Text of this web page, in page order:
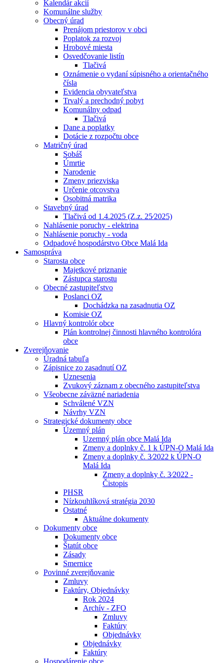
Kalendár akcií
Komunálne služby
Obecný úrad
Prenájom priestorov v obci
Poplatok za rozvoj
Hrobové miesta
Osvedčovanie listín
Tlačivá
Oznámenie o vydaní súpisného a orientačného
čísla
Evidencia obyvateľstva
Trvalý a prechodný pobyt
Komunálny odpad
Tlačivá
Dane a poplatky
Dotácie z rozpočtu obce
Matričný úrad
Sobáš
Úmrtie
Narodenie
Zmeny priezviska
Určenie otcovstva
Osobitná matrika
Stavebný úrad
Tlačivá od 1.4.2025 (Z.z. 25⁄2025)
Nahlásenie poruchy - elektrina
Nahlásenie poruchy - voda
Odpadové hospodárstvo Obce Malá Ida
Samospráva
Starosta obce
Majetkové priznanie
Zástupca starostu
Obecné zastupiteľstvo
Poslanci OZ
Dochádzka na zasadnutia OZ
Komisie OZ
Hlavný kontrolór obce
Plán kontrolnej činnosti hlavného kontrolóra
obce
Zverejňovanie
Úradná tabuľa
Zápisnice zo zasadnutí OZ
Uznesenia
Zvukový záznam z obecného zastupiteľstva
Všeobecne záväzné nariadenia
Schválené VZN
Návrhy VZN
Strategické dokumenty obce
Územný plán
Uzemný plán obce Malá Ida
Zmeny a doplnky č. 1 k ÚPN-O Malá Ida
Zmeny a doplnky č. 3⁄2022 k ÚPN-O
Malá Ida
Zmeny a doplnky č. 3⁄2022 -
Čistopis
PHSR
Nízkouhlíková stratégia 2030
Ostatné
Aktuálne dokumenty
Dokumenty obce
Dokumenty obce
Štatút obce
Zásady
Smernice
Povinné zverejňovanie
Zmluvy
Faktúry, Objednávky
Rok 2024
Archív - ZFO
Zmluvy
Faktúry
Objednávky
Objednávky
Faktúry
Hospodárenie obce